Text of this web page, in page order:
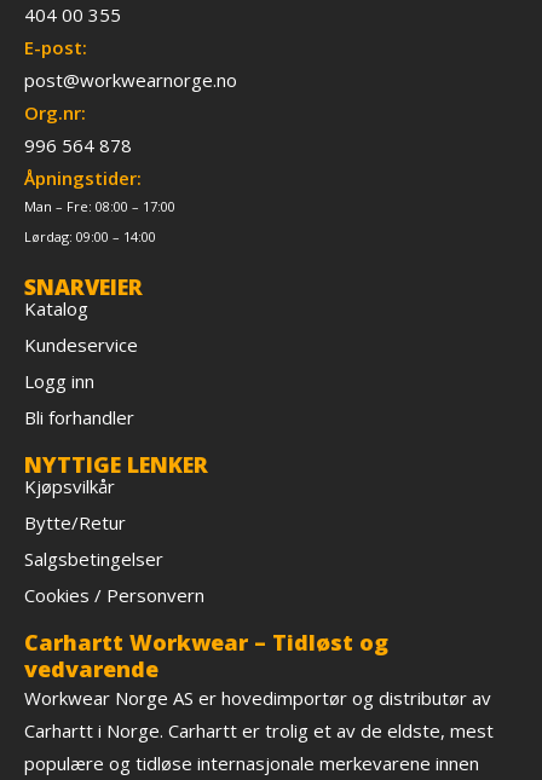
404 00 355
E-post:
post@workwearnorge.no
Org.nr:
996 564 878
Åpningstider:
Man – Fre: 08:00 – 17:00
Lørdag: 09:00 – 14:00
SNARVEIER
Katalog
Kundeservice
Logg inn
Bli forhandler
NYTTIGE LENKER
Kjøpsvilkår
Bytte/Retur
Salgsbetingelser
Cookies / Personvern
Carhartt Workwear – Tidløst og
vedvarende
Workwear Norge AS er hovedimportør og distributør av
Carhartt i Norge. Carhartt er trolig et av de eldste, mest
populære og tidløse internasjonale merkevarene innen